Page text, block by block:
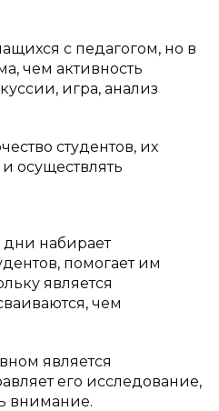
с педагогом, но в
чем активность
игра, анализ
студентов, их
осуществлять
дни набирает
помогает им
является
чем
является
его исследование,
внимание.